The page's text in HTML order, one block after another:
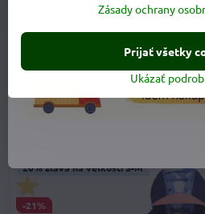
Predchádzajúci produkt
20% zľava na veľkosti S-M
-21%
Zásady ochrany
Ukázať
Prijať všetky